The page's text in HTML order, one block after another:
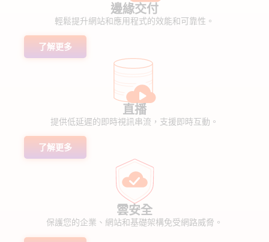
邊緣交付
輕鬆提升網站和應用程式的效能和可靠性。
了解更多
直播
提供低延遲的即時視訊串流，支援即時互動。
了解更多
雲安全
保護您的企業、網站和基礎架構免受網路威脅。